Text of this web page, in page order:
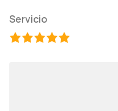
Servicio